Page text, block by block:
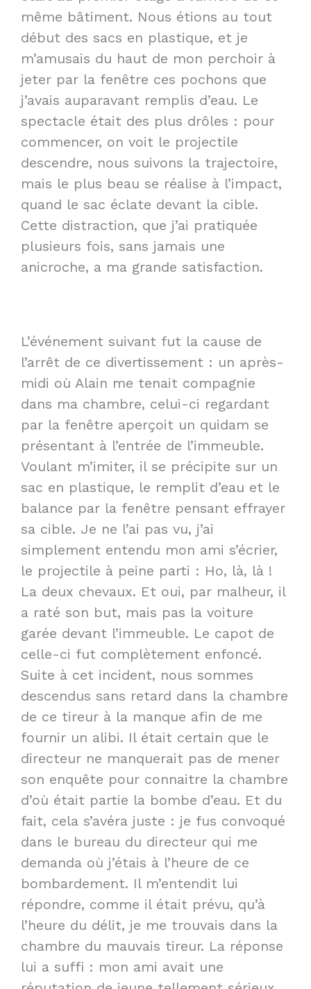
même bâtiment. Nous étions au tout
début des sacs en plastique, et je
m’amusais du haut de mon perchoir à
jeter par la fenêtre ces pochons que
j’avais auparavant remplis d’eau. Le
spectacle était des plus drôles : pour
commencer, on voit le projectile
descendre, nous suivons la trajectoire,
mais le plus beau se réalise à l’impact,
quand le sac éclate devant la cible.
Cette distraction, que j’ai pratiquée
plusieurs fois, sans jamais une
anicroche, a ma grande satisfaction.
L’événement suivant fut la cause de
l’arrêt de ce divertissement : un après-
midi où Alain me tenait compagnie
dans ma chambre, celui-ci regardant
par la fenêtre aperçoit un quidam se
présentant à l’entrée de l’immeuble.
Voulant m’imiter, il se précipite sur un
sac en plastique, le remplit d’eau et le
balance par la fenêtre pensant effrayer
sa cible. Je ne l’ai pas vu, j’ai
simplement entendu mon ami s’écrier,
le projectile à peine parti : Ho, là, là !
La deux chevaux. Et oui, par malheur, il
a raté son but, mais pas la voiture
garée devant l’immeuble. Le capot de
celle-ci fut complètement enfoncé.
Suite à cet incident, nous sommes
descendus sans retard dans la chambre
de ce tireur à la manque afin de me
fournir un alibi. Il était certain que le
directeur ne manquerait pas de mener
son enquête pour connaitre la chambre
d’où était partie la bombe d’eau. Et du
fait, cela s’avéra juste : je fus convoqué
dans le bureau du directeur qui me
demanda où j’étais à l’heure de ce
bombardement. Il m’entendit lui
répondre, comme il était prévu, qu’à
l’heure du délit, je me trouvais dans la
chambre du mauvais tireur. La réponse
lui a suffi : mon ami avait une